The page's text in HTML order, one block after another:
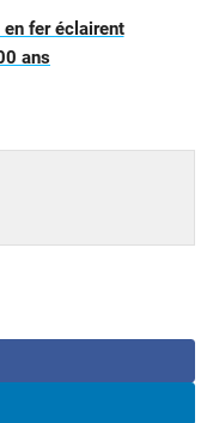
en fer éclairent
ans